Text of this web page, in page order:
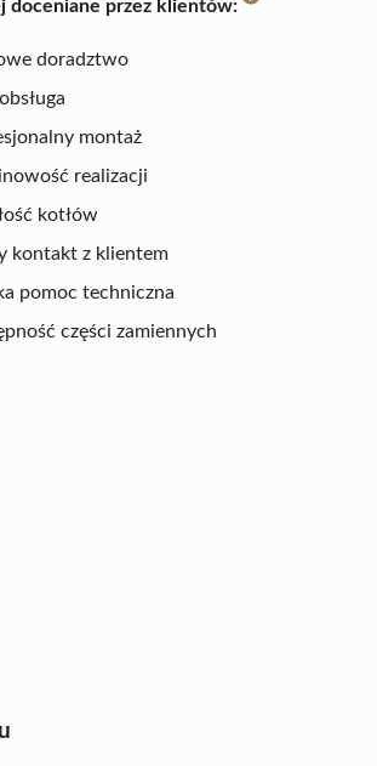
doceniane przez klientów:
doradztwo
montaż
realizacji
kotłów
kontakt z klientem
pomoc techniczna
części zamiennych